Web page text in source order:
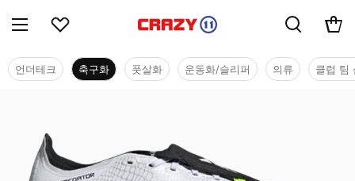
언더테크 축구화 풋살화 운동화/슬리퍼 의류 클럽 팀